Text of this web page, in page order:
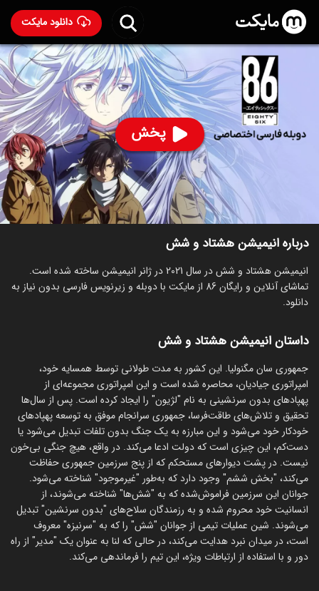
دانلود مایکت
پخش
انیمیشن هشتاد و شش با دوبله فارسی- 86 2021
۹۳۲ 93% ۸.۲
ساخت ژاپن سال 2021
رده سنی ۱۳+
انیمیشن اکشن درام
قسمت‌ها انیمیشن‌های مشابه
درباره انیمیشن هشتاد و شش
انیمیشن هشتاد و شش در سال 2021 در ژانر انیمیشن ساخته شده است.
تماشای آنلاین و رایگان 86 از مایکت با دوبله و زیرنویس فارسی بدون نیاز به
دانلود.
داستان انیمیشن هشتاد و شش
جمهوری سان مگنولیا. این کشور به مدت طولانی توسط همسایه خود،
امپراتوری جیادیان، محاصره شده است و این امپراتوری مجموعه‌ای از
پهپادهای بدون سرنشینی به نام "لژیون" را ایجاد کرده است. پس از سال‌ها
تحقیق و تلاش‌های طاقت‌فرسا، جمهوری سرانجام موفق به توسعه پهپادهای
خودکار خود می‌شود و این مبارزه به یک جنگ بدون تلفات تبدیل می‌شود یا
دست‌کم، این چیزی است که دولت ادعا می‌کند. در واقع، هیچ جنگی بی‌خون
نیست. در پشت دیوارهای مستحکم که از پنج سرزمین جمهوری حفاظت
می‌کند، "بخش ششم" وجود دارد که به‌طور "غیرموجود" شناخته می‌شود.
جوانان این سرزمین فراموش‌شده که به "شش‌ها" شناخته می‌شوند، از
انسانیت خود محروم شده و به رزمندگان سلاح‌های "بدون سرنشین" تبدیل
می‌شوند. شین عملیات تیمی از جوانان "شش" را که به "سرنیزه" معروف
است، در میدان نبرد هدایت می‌کند، در حالی که لنا به عنوان یک "مدیر" از راه
دور و با استفاده از ارتباطات ویژه، این تیم را فرماندهی می‌کند.